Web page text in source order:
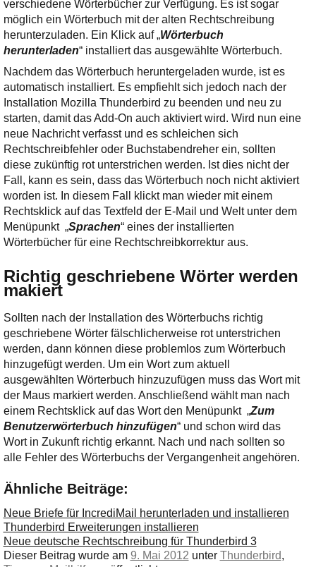
verschiedene Wörterbücher zur Verfügung. Es ist sogar
möglich ein Wörterbuch mit der alten Rechtschreibung
herunterzuladen. Ein Klick auf „Wörterbuch
herunterladen“ installiert das ausgewählte Wörterbuch.
Nachdem das Wörterbuch heruntergeladen wurde, ist es
automatisch installiert. Es empfiehlt sich jedoch nach der
Installation Mozilla Thunderbird zu beenden und neu zu
starten, damit das Add-On auch aktiviert wird. Wird nun eine
neue Nachricht verfasst und es schleichen sich
Rechtschreibfehler oder Buchstabendreher ein, sollten
diese zukünftig rot unterstrichen werden. Ist dies nicht der
Fall, kann es sein, dass das Wörterbuch noch nicht aktiviert
worden ist. In diesem Fall klickt man wieder mit einem
Rechtsklick auf das Textfeld der E-Mail und Welt unter dem
Menüpunkt „Sprachen“ eines der installierten
Wörterbücher für eine Rechtschreibkorrektur aus.
Richtig geschriebene Wörter werden
makiert
Sollten nach der Installation des Wörterbuchs richtig
geschriebene Wörter fälschlicherweise rot unterstrichen
werden, dann können diese problemlos zum Wörterbuch
hinzugefügt werden. Um ein Wort zum aktuell
ausgewählten Wörterbuch hinzuzufügen muss das Wort mit
der Maus markiert werden. Anschließend wählt man nach
einem Rechtsklick auf das Wort den Menüpunkt „Zum
Benutzerwörterbuch hinzufügen“ und schon wird das
Wort in Zukunft richtig erkannt. Nach und nach sollten so
alle Fehler des Wörterbuchs der Vergangenheit angehören.
Ähnliche Beiträge:
Neue Briefe für IncrediMail herunterladen und installieren
Thunderbird Erweiterungen installieren
Neue deutsche Rechtschreibung für Thunderbird 3
Dieser Beitrag wurde am 9. Mai 2012 unter Thunderbird,